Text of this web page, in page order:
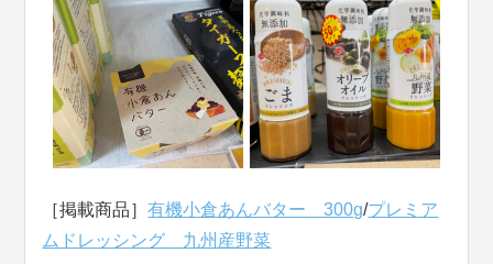
［掲載商品］有機小倉あんバター 300g/プレミア
ムドレッシング 九州産野菜